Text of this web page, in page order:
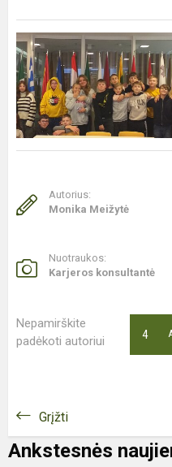
Autorius:
Monika Meižytė
Nuotraukos:
Karjeros konsultantė
Nepamirškite
padėkoti autoriui
4
Grįžti
Ankstesnės